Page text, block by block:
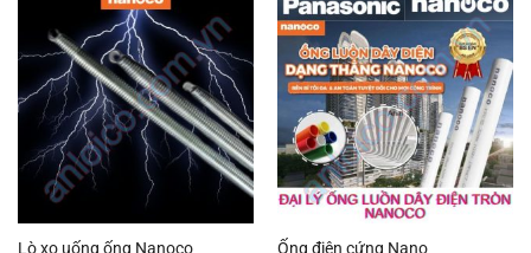
Lò xo uống ống Nanoco
Ống điện cứng Nano